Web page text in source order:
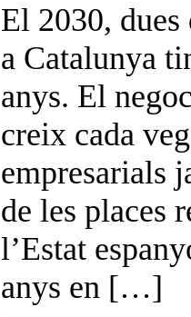
El 2030, dues
a Catalunya
anys. El
creix cada
empresarials
de les places
l’Estat
anys en […]